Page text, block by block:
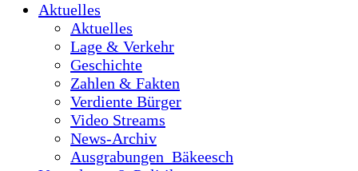
Aktuelles
Aktuelles
Lage & Verkehr
Geschichte
Zahlen & Fakten
Verdiente Bürger
Video Streams
News-Archiv
Ausgrabungen_Bäkeesch